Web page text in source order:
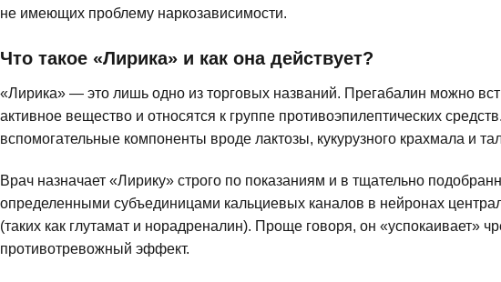
не имеющих проблему наркозависимости.
Что такое «Лирика» и как она действует?
«Лирика» — это лишь одно из торговых названий. Прегабалин можно
активное вещество и относятся к группе противоэпилептических
вспомогательные компоненты вроде лактозы, кукурузного крахмала и
Врач назначает «Лирику» строго по показаниям и в тщательно
определенными субъединицами кальциевых каналов в нейронах
(таких как глутамат и норадреналин). Проще говоря, он
противотревожный эффект.